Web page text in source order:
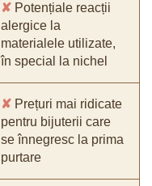
✘ Potențiale reacții
alergice la
materialele utilizate,
în special la nichel
✘ Prețuri mai ridicate
pentru bijuterii care
se înnegresc la prima
purtare